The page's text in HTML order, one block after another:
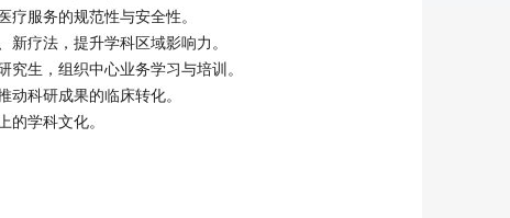
服务的规范性与安全性。
疗法，提升学科区域影响力。
生，组织中心业务学习与培训。
动科研成果的临床转化。
的学科文化。